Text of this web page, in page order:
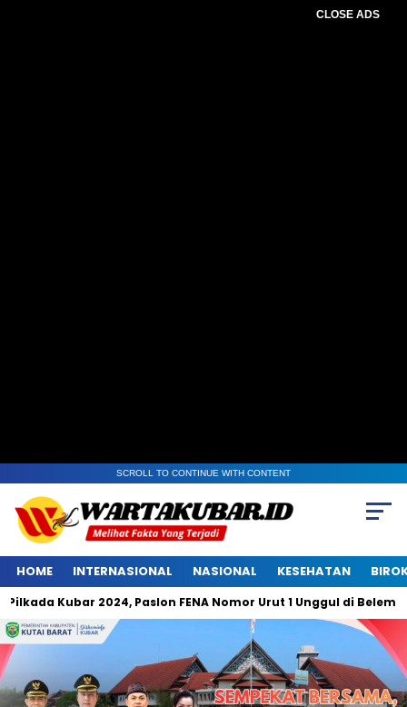
CLOSE ADS
SCROLL TO CONTINUE WITH CONTENT
HOME INTERNASIONAL NASIONAL KESEHATAN
2024, Paslon FENA Nomor Urut 1 Unggul di Belempung Ulaq